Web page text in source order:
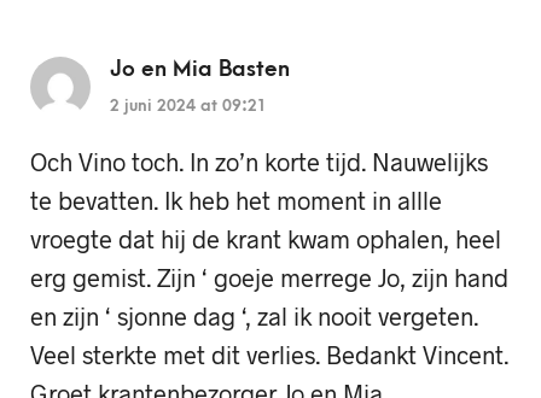
Jo en Mia Basten
2 juni 2024 at 09:21
Och Vino toch. In zo’n korte tijd. Nauwelijks
te bevatten. Ik heb het moment in allle
vroegte dat hij de krant kwam ophalen, heel
erg gemist. Zijn ‘ goeje merrege Jo, zijn hand
en zijn ‘ sjonne dag ‘, zal ik nooit vergeten.
Veel sterkte met dit verlies. Bedankt Vincent.